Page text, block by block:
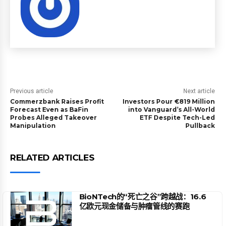
Previous article
Commerzbank Raises Profit
Forecast Even as BaFin
Probes Alleged Takeover
Manipulation
Next article
Investors Pour €819 Million
into Vanguard’s All-World
ETF Despite Tech-Led
Pullback
RELATED ARTICLES
BioNTech的“死亡之谷”跨越战：16.6
亿欧元现金储备与肿瘤管线的赛跑